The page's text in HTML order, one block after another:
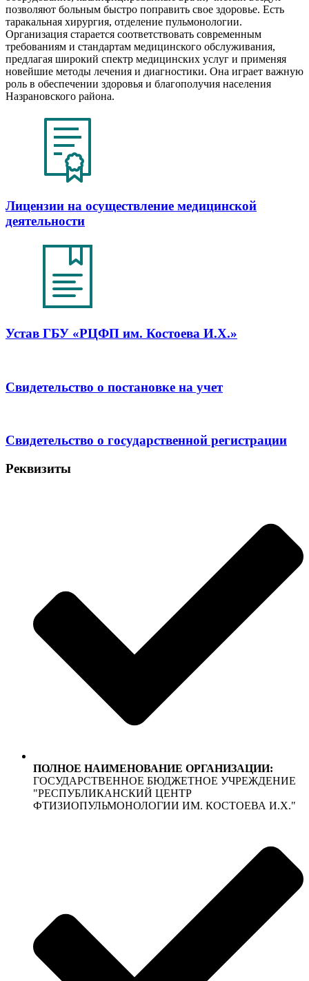
позволяют больным быстро поправить свое здоровье. Есть
таракальная хирургия, отделение пульмонологии.
Организация старается соответствовать современным
требованиям и стандартам медицинского обслуживания,
предлагая широкий спектр медицинских услуг и применяя
новейшие методы лечения и диагностики. Она играет важную
роль в обеспечении здоровья и благополучия населения
Назрановского района.
Лицензии на осуществление медицинской
деятельности
Устав ГБУ «РЦФП им. Костоева И.Х.»
Свидетельство о постановке на учет
Свидетельство о государственной регистрации
Реквизиты
ПОЛНОЕ НАИМЕНОВАНИЕ ОРГАНИЗАЦИИ:
ГОСУДАРСТВЕННОЕ БЮДЖЕТНОЕ УЧРЕЖДЕНИЕ
"РЕСПУБЛИКАНСКИЙ ЦЕНТР
ФТИЗИОПУЛЬМОНОЛОГИИ ИМ. КОСТОЕВА И.Х."